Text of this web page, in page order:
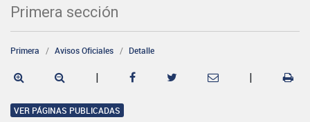
Primera sección
Primera Avisos Oficiales Detalle
| |
VER PÁGINAS PUBLICADAS